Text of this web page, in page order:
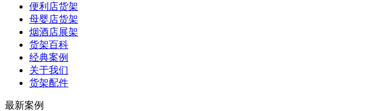
便利店货架
母婴店货架
烟酒店展架
货架百科
经典案例
关于我们
货架配件
最新案例